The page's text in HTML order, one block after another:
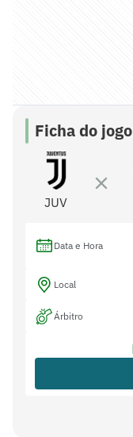
Ficha do jogo
JUV
Data e Hora
Local
Árbitro